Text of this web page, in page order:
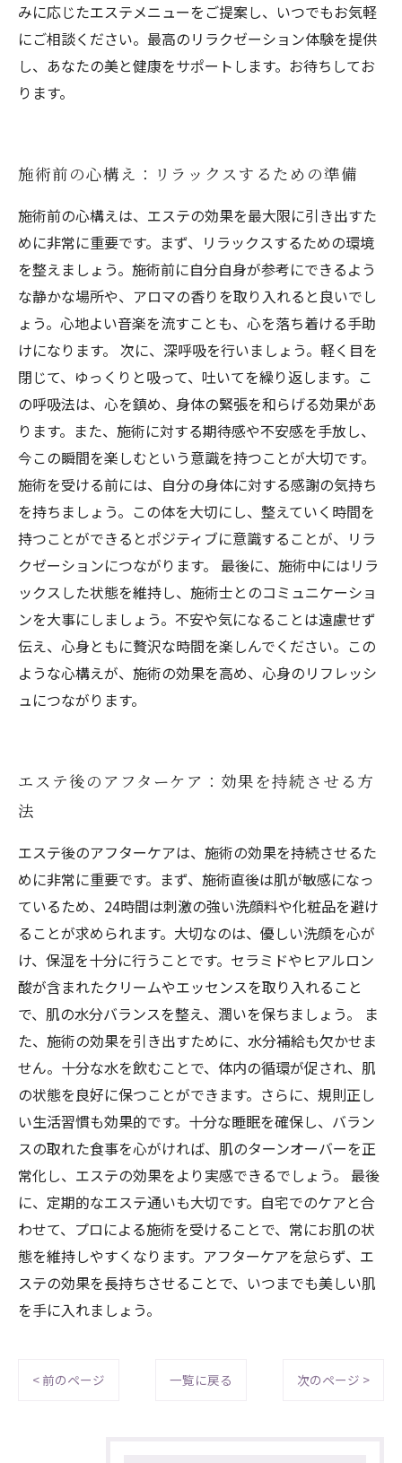
みに応じたエステメニューをご提案し、いつでもお気軽
にご相談ください。最高のリラクゼーション体験を提供
し、あなたの美と健康をサポートします。お待ちしてお
ります。
施術前の心構え：リラックスするための準備
施術前の心構えは、エステの効果を最大限に引き出すた
めに非常に重要です。まず、リラックスするための環境
を整えましょう。施術前に自分自身が参考にできるよう
な静かな場所や、アロマの香りを取り入れると良いでし
ょう。心地よい音楽を流すことも、心を落ち着ける手助
けになります。 次に、深呼吸を行いましょう。軽く目を
閉じて、ゆっくりと吸って、吐いてを繰り返します。こ
の呼吸法は、心を鎮め、身体の緊張を和らげる効果があ
ります。また、施術に対する期待感や不安感を手放し、
今この瞬間を楽しむという意識を持つことが大切です。
施術を受ける前には、自分の身体に対する感謝の気持ち
を持ちましょう。この体を大切にし、整えていく時間を
持つことができるとポジティブに意識することが、リラ
クゼーションにつながります。 最後に、施術中にはリラ
ックスした状態を維持し、施術士とのコミュニケーショ
ンを大事にしましょう。不安や気になることは遠慮せず
伝え、心身ともに贅沢な時間を楽しんでください。この
ような心構えが、施術の効果を高め、心身のリフレッシ
ュにつながります。
エステ後のアフターケア：効果を持続させる方
法
エステ後のアフターケアは、施術の効果を持続させるた
めに非常に重要です。まず、施術直後は肌が敏感になっ
ているため、24時間は刺激の強い洗顔料や化粧品を避け
ることが求められます。大切なのは、優しい洗顔を心が
け、保湿を十分に行うことです。セラミドやヒアルロン
酸が含まれたクリームやエッセンスを取り入れること
で、肌の水分バランスを整え、潤いを保ちましょう。 ま
た、施術の効果を引き出すために、水分補給も欠かせま
せん。十分な水を飲むことで、体内の循環が促され、肌
の状態を良好に保つことができます。さらに、規則正し
い生活習慣も効果的です。十分な睡眠を確保し、バラン
スの取れた食事を心がければ、肌のターンオーバーを正
常化し、エステの効果をより実感できるでしょう。 最後
に、定期的なエステ通いも大切です。自宅でのケアと合
わせて、プロによる施術を受けることで、常にお肌の状
態を維持しやすくなります。アフターケアを怠らず、エ
ステの効果を長持ちさせることで、いつまでも美しい肌
を手に入れましょう。
< 前のページ 一覧に戻る 次のページ >